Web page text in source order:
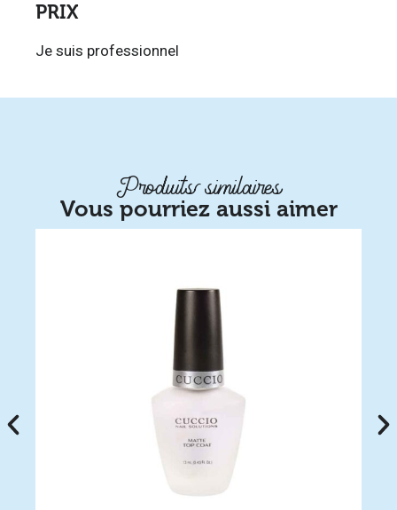
PRIX
Je suis professionnel
Produits similaires
Vous pourriez aussi aimer